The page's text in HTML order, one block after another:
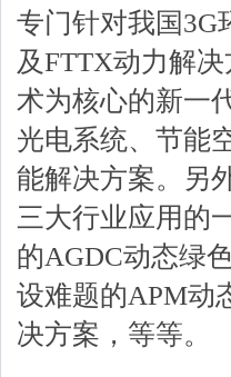
专门针对我国3G
及FTTX动力解
术为核心的新一
光电系统、节能
能解决方案。另
三大行业应用的
的AGDC动态绿
设难题的APM动
决方案，等等。